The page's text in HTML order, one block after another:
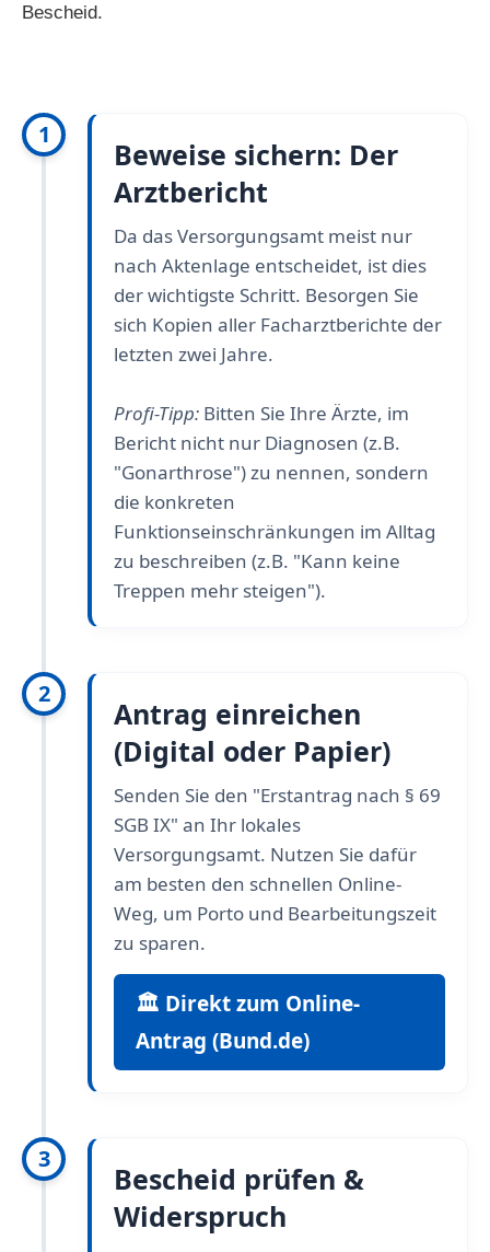
Bescheid.
1
Beweise sichern: Der
Arztbericht
Da das Versorgungsamt meist nur
nach Aktenlage entscheidet, ist dies
der wichtigste Schritt. Besorgen Sie
sich Kopien aller Facharztberichte der
letzten zwei Jahre.
Profi-Tipp: Bitten Sie Ihre Ärzte, im
Bericht nicht nur Diagnosen (z.B.
"Gonarthrose") zu nennen, sondern
die konkreten
Funktionseinschränkungen im Alltag
zu beschreiben (z.B. "Kann keine
Treppen mehr steigen").
2
Antrag einreichen
(Digital oder Papier)
Senden Sie den "Erstantrag nach § 69
SGB IX" an Ihr lokales
Versorgungsamt. Nutzen Sie dafür
am besten den schnellen Online-
Weg, um Porto und Bearbeitungszeit
zu sparen.
🏛️ Direkt zum Online-
Antrag (Bund.de)
3
Bescheid prüfen &
Widerspruch